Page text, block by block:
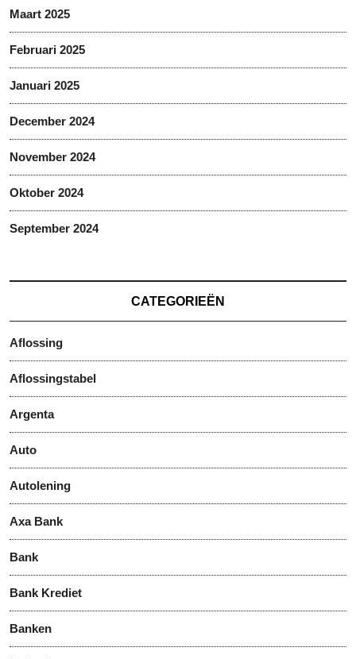
Maart 2025
Februari 2025
Januari 2025
December 2024
November 2024
Oktober 2024
September 2024
CATEGORIEËN
Aflossing
Aflossingstabel
Argenta
Auto
Autolening
Axa Bank
Bank
Bank Krediet
Banken